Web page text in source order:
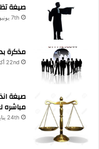
صيغة
7th يونيو 2023
مذكرة
22nd أكتوبر 2022
صيغة
مباشره
24th يناير 2022